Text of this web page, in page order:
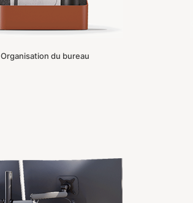
Organisation du bureau